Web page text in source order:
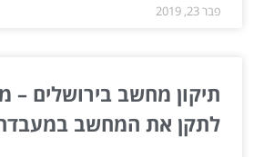
פבר 23, 2019
תיקון מחשב בירושלים –
לתקן את המחשב